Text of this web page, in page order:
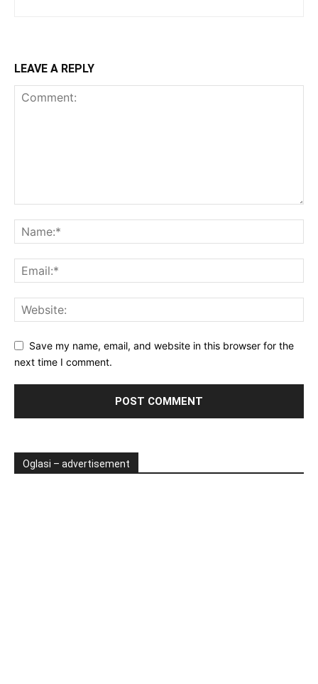
LEAVE A REPLY
Save my name, email, and website in this browser for the
next time I comment.
Oglasi – advertisement